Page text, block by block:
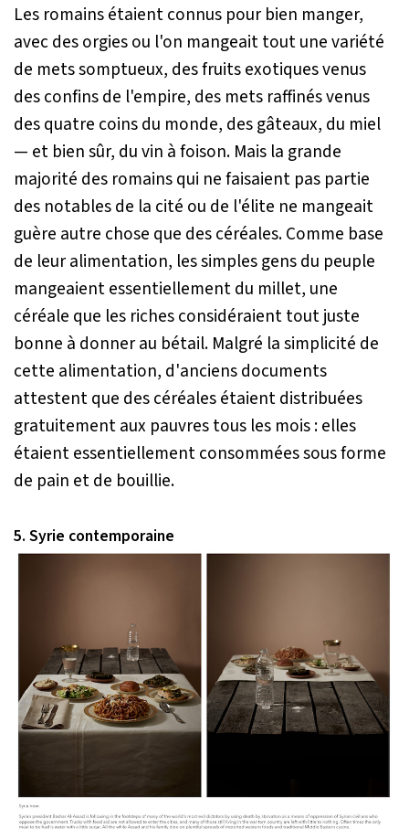
Les romains étaient connus pour bien manger,
avec des orgies ou l'on mangeait tout une variété
de mets somptueux, des fruits exotiques venus
des confins de l'empire, des mets raffinés venus
des quatre coins du monde, des gâteaux, du miel
— et bien sûr, du vin à foison. Mais la grande
majorité des romains qui ne faisaient pas partie
des notables de la cité ou de l'élite ne mangeait
guère autre chose que des céréales. Comme base
de leur alimentation, les simples gens du peuple
mangeaient essentiellement du millet, une
céréale que les riches considéraient tout juste
bonne à donner au bétail. Malgré la simplicité de
cette alimentation, d'anciens documents
attestent que des céréales étaient distribuées
gratuitement aux pauvres tous les mois : elles
étaient essentiellement consommées sous forme
de pain et de bouillie.
5. Syrie contemporaine